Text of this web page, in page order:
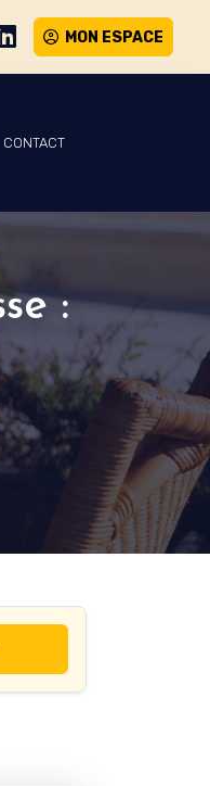
MON ESPACE
CONTACT
: